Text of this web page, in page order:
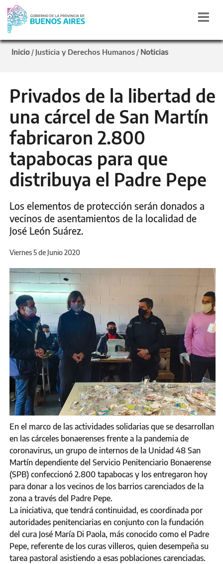
Inicio / Justicia y Derechos Humanos / Noticias
Privados de la libertad de
una cárcel de San Martín
fabricaron 2.800
tapabocas para que
distribuya el Padre Pepe
Los elementos de protección serán donados a
vecinos de asentamientos de la localidad de
José León Suárez.
Viernes 5 de Junio 2020
En el marco de las actividades solidarias que se desarrollan
en las cárceles bonaerenses frente a la pandemia de
coronavirus, un grupo de internos de la Unidad 48 San
Martín dependiente del Servicio Penitenciario Bonaerense
(SPB) confeccionó 2.800 tapabocas y los entregaron hoy
para donar a los vecinos de los barrios carenciados de la
zona a través del Padre Pepe.
La iniciativa, que tendrá continuidad, es coordinada por
autoridades penitenciarias en conjunto con la fundación
del cura José María Di Paola, más conocido como el Padre
Pepe, referente de los curas villeros, quien desempeña su
tarea pastoral asistiendo a esas poblaciones carenciadas.